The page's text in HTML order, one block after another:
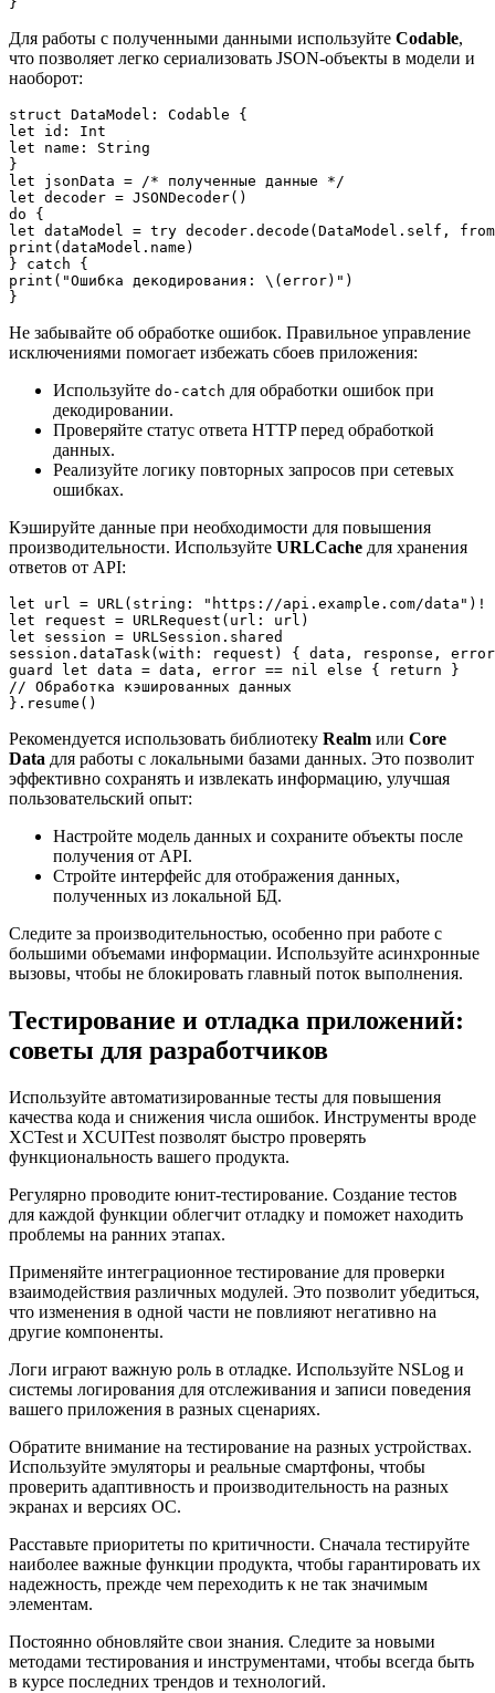
Для работы с полученными данными используйте Codable,
что позволяет легко сериализовать JSON-объекты в модели и
наоборот:
struct DataModel: Codable {
let id: Int
let name: String
}
let jsonData = /* полученные данные */
let decoder = JSONDecoder()
do {
let dataModel = try decoder.decode(DataModel.self,
print(dataModel.name)
} catch {
print("Ошибка декодирования: \(error)")
}
Не забывайте об обработке ошибок. Правильное управление
исключениями помогает избежать сбоев приложения:
Используйте do-catch для обработки ошибок при
декодировании.
Проверяйте статус ответа HTTP перед обработкой
данных.
Реализуйте логику повторных запросов при сетевых
ошибках.
Кэшируйте данные при необходимости для повышения
производительности. Используйте URLCache для хранения
ответов от API:
let url = URL(string: "https://api.example.com/data")!
let request = URLRequest(url: url)
let session = URLSession.shared
session.dataTask(with: request) { data, response,
guard let data = data, error == nil else { return }
// Обработка кэшированных данных
}.resume()
Рекомендуется использовать библиотеку Realm или Core
Data для работы с локальными базами данных. Это позволит
эффективно сохранять и извлекать информацию, улучшая
пользовательский опыт:
Настройте модель данных и сохраните объекты после
получения от API.
Стройте интерфейс для отображения данных,
полученных из локальной БД.
Следите за производительностью, особенно при работе с
большими объемами информации. Используйте асинхронные
вызовы, чтобы не блокировать главный поток выполнения.
Тестирование и отладка приложений:
советы для разработчиков
Используйте автоматизированные тесты для повышения
качества кода и снижения числа ошибок. Инструменты вроде
XCTest и XCUITest позволят быстро проверять
функциональность вашего продукта.
Регулярно проводите юнит-тестирование. Создание тестов
для каждой функции облегчит отладку и поможет находить
проблемы на ранних этапах.
Применяйте интеграционное тестирование для проверки
взаимодействия различных модулей. Это позволит убедиться,
что изменения в одной части не повлияют негативно на
другие компоненты.
Логи играют важную роль в отладке. Используйте NSLog и
системы логирования для отслеживания и записи поведения
вашего приложения в разных сценариях.
Обратите внимание на тестирование на разных устройствах.
Используйте эмуляторы и реальные смартфоны, чтобы
проверить адаптивность и производительность на разных
экранах и версиях ОС.
Расставьте приоритеты по критичности. Сначала тестируйте
наиболее важные функции продукта, чтобы гарантировать их
надежность, прежде чем переходить к не так значимым
элементам.
Постоянно обновляйте свои знания. Следите за новыми
методами тестирования и инструментами, чтобы всегда быть
в курсе последних трендов и технологий.